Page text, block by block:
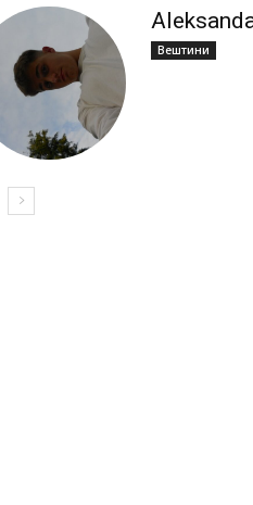
Вештини